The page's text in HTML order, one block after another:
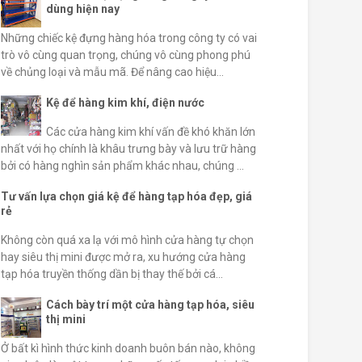
dùng hiện nay
Những chiếc kệ đựng hàng hóa trong công ty có vai
trò vô cùng quan trọng, chúng vô cùng phong phú
về chủng loại và mẫu mã. Để nâng cao hiệu...
Kệ để hàng kim khí, điện nước
Các cửa hàng kim khí vấn đề khó khăn lớn
nhất với họ chính là khâu trưng bày và lưu trữ hàng
bởi có hàng nghìn sản phẩm khác nhau, chúng ...
Tư vấn lựa chọn giá kệ để hàng tạp hóa đẹp, giá
rẻ
Không còn quá xa lạ với mô hình cửa hàng tự chọn
hay siêu thị mini được mở ra, xu hướng cửa hàng
tạp hóa truyền thống dần bị thay thế bởi cá...
Cách bày trí một cửa hàng tạp hóa, siêu
thị mini
Ở bất kì hình thức kinh doanh buôn bán nào, không